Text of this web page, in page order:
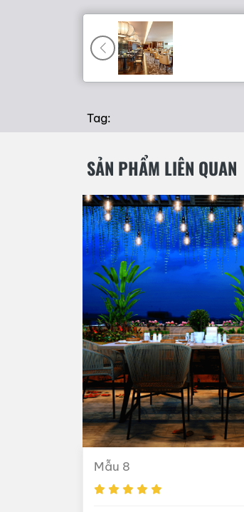
Tag:
SẢN PHẨM LIÊN QUAN
Mẫu 8